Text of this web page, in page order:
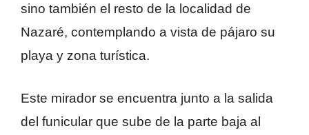
sino también el resto de la localidad de
Nazaré, contemplando a vista de pájaro su
playa y zona turística.
Este mirador se encuentra junto a la salida
del funicular que sube de la parte baja al